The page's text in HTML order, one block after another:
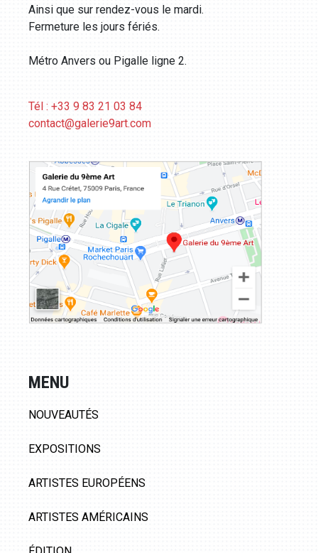
Ainsi que sur rendez-vous le mardi.
Fermeture les jours fériés.
Métro Anvers ou Pigalle ligne 2.
Tél : +33 9 83 21 03 84
contact@galerie9art.com
MENU
NOUVEAUTÉS
EXPOSITIONS
ARTISTES EUROPÉENS
ARTISTES AMÉRICAINS